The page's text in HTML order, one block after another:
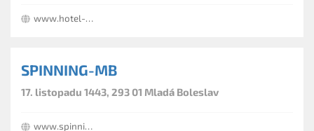
www.hotel-mrkacek.cz
SPINNING-MB
17. listopadu 1443, 293 01 Mladá Boleslav
www.spinning-mb.cz